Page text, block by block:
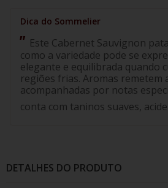
Este Cabernet Sauvignon
como a variedade pode se
elegante e equilibrada quando
regiões frias. Aromas remetem
acompanhadas por notas
conta com taninos suaves,
DETALHES DO PRODUTO